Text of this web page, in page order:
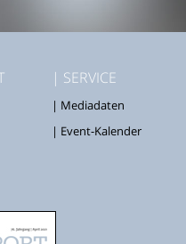
| SERVICE
| Mediadaten
| Event-Kalender